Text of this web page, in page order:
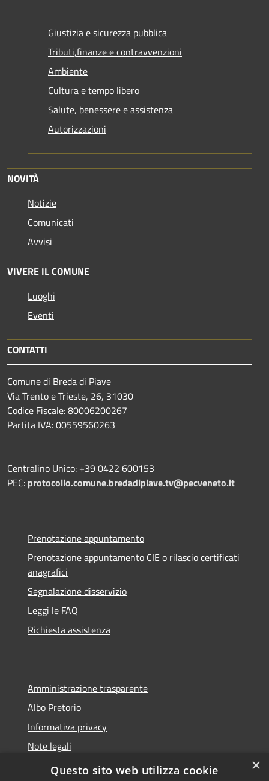
Giustizia e sicurezza pubblica
Tributi,finanze e contravvenzioni
Ambiente
Cultura e tempo libero
Salute, benessere e assistenza
Autorizzazioni
NOVITÀ
Notizie
Comunicati
Avvisi
VIVERE IL COMUNE
Luoghi
Eventi
CONTATTI
Comune di Breda di Piave
Via Trento e Trieste, 26, 31030
Codice Fiscale: 80006200267
Partita IVA: 00559560263
Centralino Unico: +39 0422 600153
PEC: protocollo.comune.bredadipiave.tv@pecveneto.it
Prenotazione appuntamento
Prenotazione appuntamento CIE o rilascio certificati
anagrafici
Segnalazione disservizio
Leggi le FAQ
Richiesta assistenza
Amministrazione trasparente
Albo Pretorio
Informativa privacy
Note legali
Dichiarazione di accessibilità
×
Questo sito web utilizza cookie